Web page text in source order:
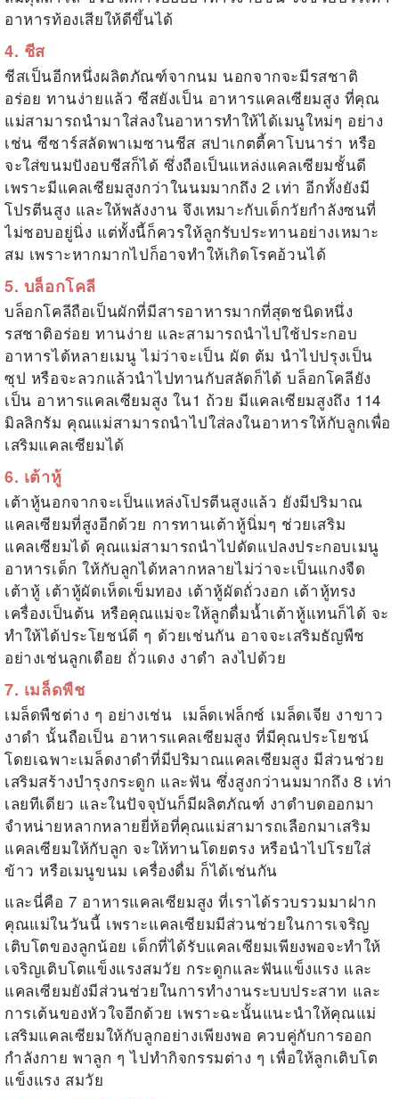
อาหารท้องเสียให้ดีขึ้นได้
4. ชีส
ชีสเป็นอีกหนึ่งผลิตภัณฑ์จากนม นอกจากจะมีรสชาติ
อร่อย ทานง่ายแล้ว ซีสยังเป็น อาหารแคลเซียมสูง ที่คุณ
แม่สามารถนำมาใส่ลงในอาหารทำให้ได้เมนูใหม่ๆ อย่าง
เช่น ซีซาร์สลัดพาเมซานชีส สปาเกตตี้คาโบนาร่า หรือ
จะใส่ขนมปังอบชีสก็ได้ ซึ่งถือเป็นแหล่งแคลเซียมชั้นดี
เพราะมีแคลเซียมสูงกว่าในนมมากถึง 2 เท่า อีกทั้งยังมี
โปรตีนสูง และให้พลังงาน จึงเหมาะกับเด็กวัยกำลังซนที่
ไม่ชอบอยู่นิ่ง แต่ทั้งนี้ก็ควรให้ลูกรับประทานอย่างเหมาะ
สม เพราะหากมากไปก็อาจทำให้เกิดโรคอ้วนได้
5. บล็อกโคลี
บล็อกโคลีถือเป็นผักที่มีสารอาหารมากที่สุดชนิดหนึ่ง
รสชาติอร่อย ทานง่าย และสามารถนำไปใช้ประกอบ
อาหารได้หลายเมนู ไม่ว่าจะเป็น ผัด ต้ม นำไปปรุงเป็น
ซุป หรือจะลวกแล้วนำไปทานกับสลัดก็ได้ บล็อกโคลียัง
เป็น อาหารแคลเซียมสูงใน1 ถ้วย มีแคลเซียมสูงถึง 114
มิลลิกรัม คุณแม่สามารถนำไปใส่ลงในอาหารให้กับลูกเพื่อ
เสริมแคลเซียมได้
6. เต้าหู้
เต้าหู้นอกจากจะเป็นแหล่งโปรตีนสูงแล้ว ยังมีปริมาณ
แคลเซียมที่สูงอีกด้วย การทานเต้าหู้นิ่มๆ ช่วยเสริม
แคลเซียมได้ คุณแม่สามารถนำไปดัดแปลงประกอบเมนู
อาหารเด็กให้กับลูกได้หลากหลายไม่ว่าจะเป็นแกงจืด
เต้าหู้ เต้าหู้ผัดเห็ดเข็มทอง เต้าหู้ผัดถั่วงอก เต้าหู้ทรง
เครื่องเป็นต้น หรือคุณแม่จะให้ลูกดื่มน้ำเต้าหู้แทนก็ได้ จะ
ทำให้ได้ประโยชน์ดี ๆ ด้วยเช่นกัน อาจจะเสริมธัญพืช
อย่างเช่นลูกเดือย ถั่วแดง งาดำ ลงไปด้วย
7. เมล็ดพืช
เมล็ดพืชต่าง ๆ อย่างเช่น เมล็ดเฟล็กซ์ เมล็ดเจีย งาขาว
งาดำ นั้นถือเป็น อาหารแคลเซียมสูงที่มีคุณประโยชน์
โดยเฉพาะเมล็ดงาดำที่มีปริมาณแคลเซียมสูง มีส่วนช่วย
เสริมสร้างบำรุงกระดูก และฟัน ซึ่งสูงกว่านมมากถึง 8 เท่า
เลยทีเดียว และในปัจจุบันก็มีผลิตภัณฑ์ งาดำบดออกมา
จำหน่ายหลากหลายยี่ห้อที่คุณแม่สามารถเลือกมาเสริม
แคลเซียมให้กับลูก จะให้ทานโดยตรง หรือนำไปโรยใส่
ข้าว หรือเมนูขนม เครื่องดื่ม ก็ได้เช่นกัน
และนี่คือ 7 อาหารแคลเซียมสูงที่เราได้รวบรวมมาฝาก
คุณแม่ในวันนี้ เพราะแคลเซียมมีส่วนช่วยในการเจริญ
เติบโตของลูกน้อย เด็กที่ได้รับแคลเซียมเพียงพอจะทำให้
เจริญเติบโตแข็งแรงสมวัย กระดูกและฟันแข็งแรง และ
แคลเซียมยังมีส่วนช่วยในการทำงานระบบประสาท และ
การเต้นของหัวใจอีกด้วย เพราะฉะนั้นแนะนำให้คุณแม่
เสริมแคลเซียมให้กับลูกอย่างเพียงพอ ควบคู่กับการออก
กำลังกาย พาลูก ๆ ไปทำกิจกรรมต่าง ๆ เพื่อให้ลูกเติบโต
แข็งแรง สมวัย